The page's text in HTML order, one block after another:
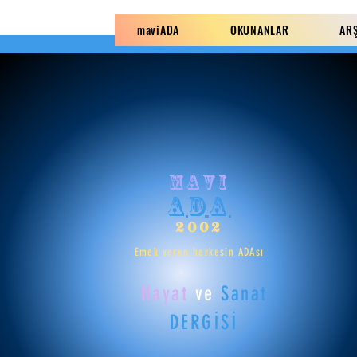
maviADA OKUNANLAR
mavi
ADA
2002
Hayat ve Sanat
DERGİSİ
Emek veren herkesin ADAsı